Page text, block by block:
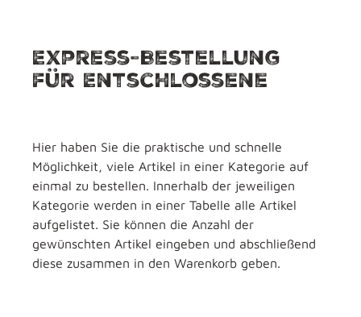
Express-Bestellung
für Entschlossene
Hier haben Sie die praktische und schnelle
Möglichkeit, viele Artikel in einer Kategorie auf
einmal zu bestellen. Innerhalb der jeweiligen
Kategorie werden in einer Tabelle alle Artikel
aufgelistet. Sie können die Anzahl der
gewünschten Artikel eingeben und abschließend
diese zusammen in den Warenkorb geben.